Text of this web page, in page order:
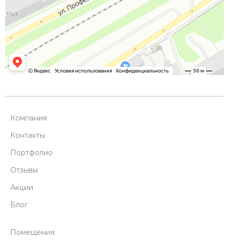
Компания
Контакты
Портфолио
Отзывы
Акции
Блог
Помещения